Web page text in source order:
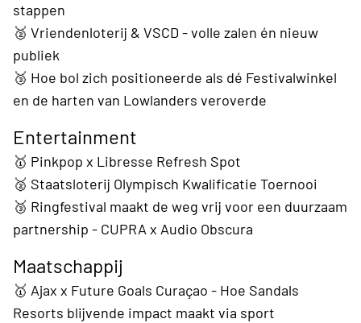
stappen
🥈 Vriendenloterij & VSCD - volle zalen én nieuw
publiek
🥉 Hoe bol zich positioneerde als dé Festivalwinkel
en de harten van Lowlanders veroverde
Entertainment
🥇 Pinkpop x Libresse Refresh Spot
🥈 Staatsloterij Olympisch Kwalificatie Toernooi
🥉 Ringfestival maakt de weg vrij voor een duurzaam
partnership - CUPRA x Audio Obscura
Maatschappij
🥇 Ajax x Future Goals Curaçao - Hoe Sandals
Resorts blijvende impact maakt via sport